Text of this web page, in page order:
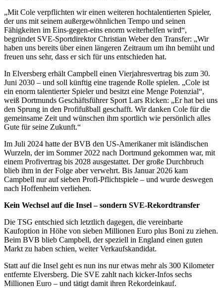
„Mit Cole verpflichten wir einen weiteren hochtalentierten Spieler,
der uns mit seinem außergewöhnlichen Tempo und seinen
Fähigkeiten im Eins-gegen-eins enorm weiterhelfen wird“,
begründet SVE-Sportdirektor Christian Weber den Transfer: „Wir
haben uns bereits über einen längeren Zeitraum um ihn bemüht und
freuen uns sehr, dass er sich für uns entschieden hat.
In Elversberg erhält Campbell einen Vierjahresvertrag bis zum 30.
Juni 2030 – und soll künftig eine tragende Rolle spielen. „Cole ist
ein enorm talentierter Spieler und besitzt eine Menge Potenzial“,
weiß Dortmunds Geschäftsführer Sport Lars Ricken: „Er hat bei uns
den Sprung in den Profifußball geschafft. Wir danken Cole für die
gemeinsame Zeit und wünschen ihm sportlich wie persönlich alles
Gute für seine Zukunft.“
Im Juli 2024 hatte der BVB den US-Amerikaner mit isländischen
Wurzeln, der im Sommer 2022 nach Dortmund gekommen war, mit
einem Profivertrag bis 2028 ausgestattet. Der große Durchbruch
blieb ihm in der Folge aber verwehrt. Bis Januar 2026 kam
Campbell nur auf sieben Profi-Pflichtspiele – und wurde deswegen
nach Hoffenheim verliehen.
Kein Wechsel auf die Insel – sondern SVE-Rekordtransfer
Die TSG entschied sich letztlich dagegen, die vereinbarte
Kaufoption in Höhe von sieben Millionen Euro plus Boni zu ziehen.
Beim BVB blieb Campbell, der speziell in England einen guten
Markt zu haben schien, weiter Verkaufskandidat.
Statt auf die Insel geht es nun ins nur etwas mehr als 300 Kilometer
entfernte Elversberg. Die SVE zahlt nach kicker-Infos sechs
Millionen Euro – und tätigt damit ihren Rekordeinkauf.